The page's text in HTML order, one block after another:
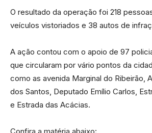
O resultado da operação foi 218
veículos vistoriados e 38 autos de
A ação contou com o apoio de 97
que circularam por vário pontos da
como as avenida Marginal do Ribeirão,
dos Santos, Deputado Emílio Carlos,
e Estrada das Acácias.